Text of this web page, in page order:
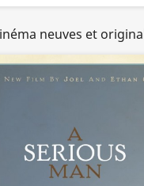
neuves et